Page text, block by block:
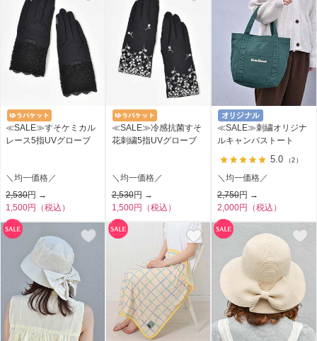
≪SALE≫すそケミカル
レース5指UVグローブ
＼均一価格／
2,530円 →
1,500円（税込）
≪SALE≫冷感抗菌すそ
花刺繍5指UVグローブ
＼均一価格／
2,530円 →
1,500円（税込）
≪SALE≫刺繍オリジナ
ルキャンバストート
5.0 （2）
＼均一価格／
2,750円 →
2,000円（税込）